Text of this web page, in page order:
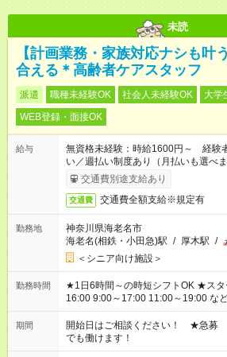
未読
【計画業務・家族対応ナシも叶
合える＊高齢者ケアスタッフ
派遣 職種未経験OK 社会人未経験OK 大学
WEB登録・面接OK
給与
無資格未経験：時給1600円～ 経
い／週払い制度あり（月払いも選べ
完了次第のお支払いとなります。
交通費別途支給あり
交通費 交通費全額支給※規定有
勤務地
神奈川県海老名市
海老名(相鉄・小田急)駅 / 厚木駅 /
＜シニア向け施設＞
勤務時間
★1日6時間～の時短シフトOK ★スタート時間選べます！ 7:00～
16:00 9:00～17:00 11:00～19:00 など 残業な
場合、他のお仕事と合わせ週40時間
ん ※法令に基づき、週20時間以上勤
となります ※労働者派遣法（日雇い
短時間・短期間の就業はご案内が難
期間
開始日はご相談ください！ ★急募
でも働けます！